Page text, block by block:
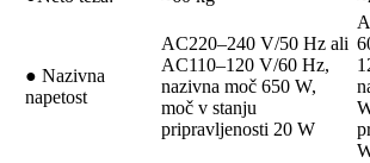
● Nazivna
napetost
AC220–240 V/50 Hz ali
AC110–120 V/60 Hz,
nazivna moč 650 W,
moč v stanju
pripravljenosti 20 W